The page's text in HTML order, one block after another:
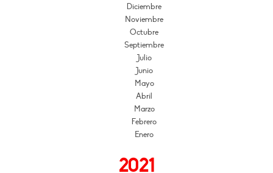
Diciembre
Noviembre
Octubre
Septiembre
Julio
Junio
Mayo
Abril
Marzo
Febrero
Enero
2021